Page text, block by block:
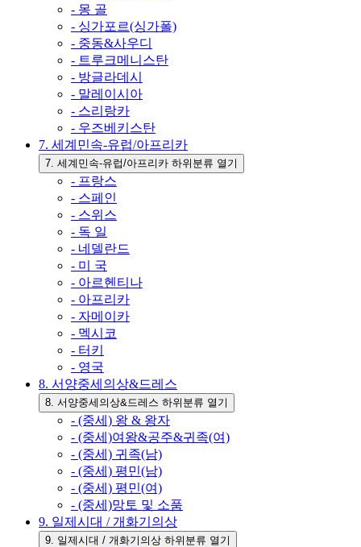
- 몽 골
- 싱가포르(싱가폴)
- 중동&사우디
- 트루크메니스탄
- 방글라데시
- 말레이시아
- 스리랑카
- 우즈베키스탄
7. 세계민속-유럽/아프리카
7. 세계민속-유럽/아프리카 하위분류 열기
- 프랑스
- 스페인
- 스위스
- 독 일
- 네델란드
- 미 국
- 아르헨티나
- 아프리카
- 자메이카
- 멕시코
- 터키
- 영국
8. 서양중세의상&드레스
8. 서양중세의상&드레스 하위분류 열기
- (중세) 왕 & 왕자
- (중세)여왕&공주&귀족(여)
- (중세) 귀족(남)
- (중세) 평민(남)
- (중세) 평민(여)
- (중세)망토 및 소품
9. 일제시대 / 개화기의상
9. 일제시대 / 개화기의상 하위분류 열기